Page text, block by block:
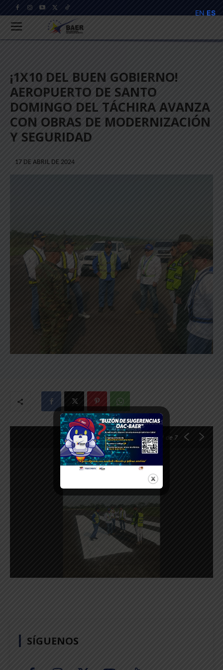
¡1X10 DEL BUEN GOBIERNO!
AEROPUERTO DE SANTO
DOMINGO DEL TÁCHIRA AVANZA
CON OBRAS DE MODERNIZACIÓN
Y SEGURIDAD
17 DE ABRIL DE 2024
de 7
SÍGUENOS
EN ES